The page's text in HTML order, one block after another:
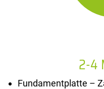
2-4
Fundamentplatte –